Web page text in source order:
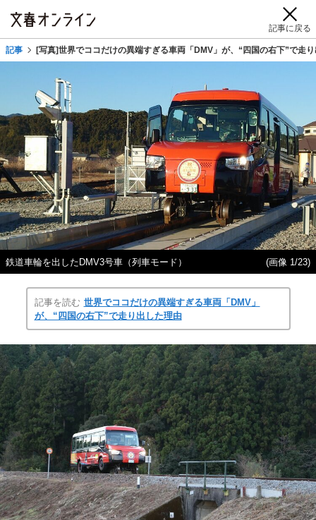
記事に戻る
記事 [写真]世界でココだけの異端すぎる車両「DMV」が、“四国の右下”で走
鉄道車輪を出したDMV3号車（列車モード） (画像 1/23)
記事を読む 世界でココだけの異端すぎる車両「DMV」
が、“四国の右下”で走り出した理由